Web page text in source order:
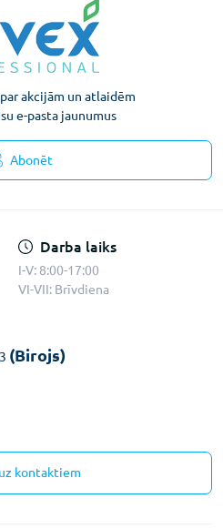
akcijām un atlaidēm
e-pasta jaunumus
Abonēt
Darba laiks
I-V: 8:00-17:00
VI-VII: Brīvdiena
(Birojs)
kontaktiem